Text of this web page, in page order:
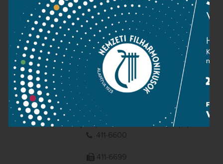
Impresszum
NEMZETI
FILHARMONIKUSOK
1095 Budapest, Komor Marcell u. 1. (Müpa)
411-6600
411-6699